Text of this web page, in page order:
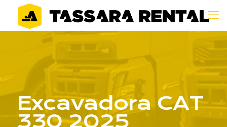
Excavadora CAT
330 2025